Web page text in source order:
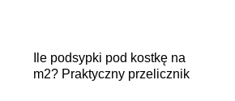
Ile podsypki pod kostkę na
m2? Praktyczny przelicznik